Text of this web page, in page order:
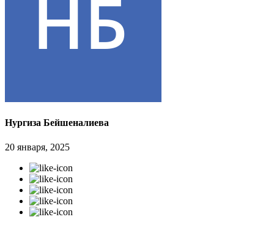
Нургиза Бейшеналиева
20 января, 2025